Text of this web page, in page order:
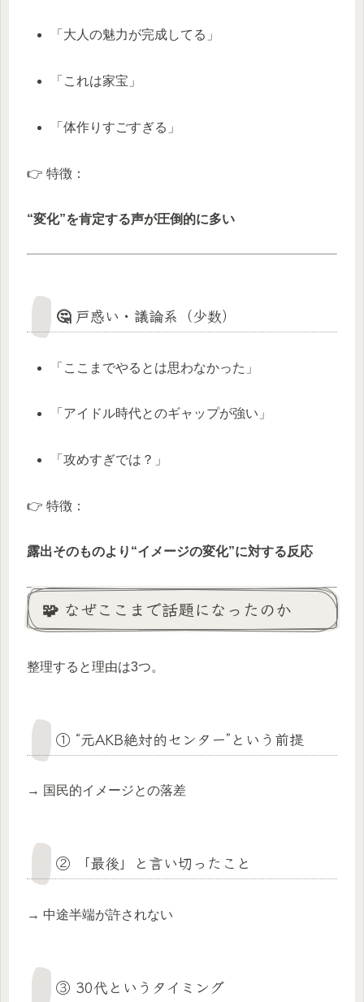
「大人の魅力が完成してる」
「これは家宝」
「体作りすごすぎる」
👉 特徴：
“変化”を肯定する声が圧倒的に多い
🤔 戸惑い・議論系（少数）
「ここまでやるとは思わなかった」
「アイドル時代とのギャップが強い」
「攻めすぎでは？」
👉 特徴：
露出そのものより“イメージの変化”に対する反応
🧩 なぜここまで話題になったのか
整理すると理由は3つ。
① “元AKB絶対的センター”という前提
→ 国民的イメージとの落差
② 「最後」と言い切ったこと
→ 中途半端が許されない
③ 30代というタイミング